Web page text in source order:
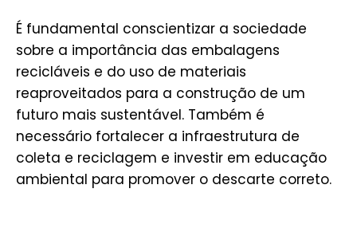
É fundamental conscientizar a sociedade
sobre a importância das embalagens
recicláveis e do uso de materiais
reaproveitados para a construção de um
futuro mais sustentável. Também é
necessário fortalecer a infraestrutura de
coleta e reciclagem e investir em educação
ambiental para promover o descarte correto.